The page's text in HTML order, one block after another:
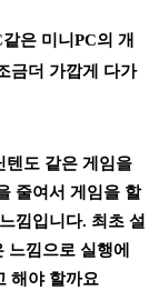
은 미니PC의 개
금더 가깝게 다가
텐도 같은 게임을
줄여서 게임을 할
낌입니다. 최초 설
낌으로 실행에
해야 할까요